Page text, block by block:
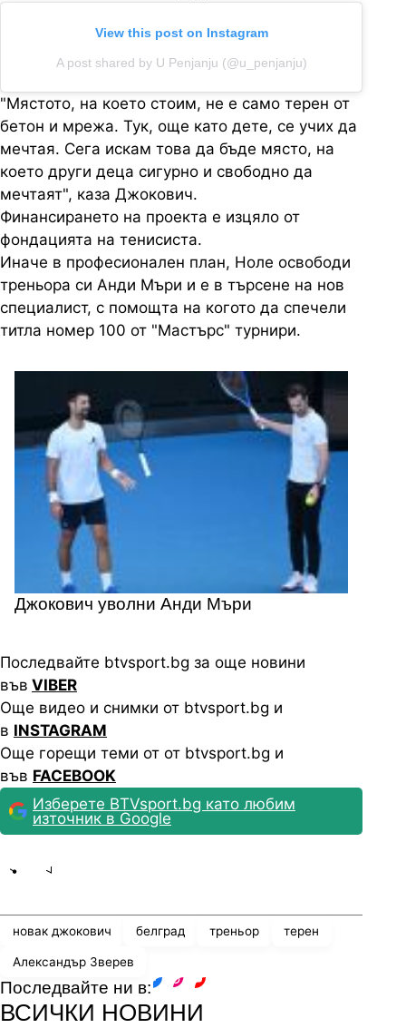
View this post on Instagram
A post shared by U Penjanju (@u_penjanju)
"Мястото, на което стоим, не е само терен от
бетон и мрежа. Тук, още като дете, се учих да
мечтая. Сега искам това да бъде място, на
което други деца сигурно и свободно да
мечтаят", каза Джокович.
Финансирането на проекта е изцяло от
фондацията на тенисиста.
Иначе в професионален план, Ноле освободи
треньора си Анди Мъри и е в търсене на нов
специалист, с помощта на когото да спечели
титла номер 100 от "Мастърс" турнири.
Джокович уволни Анди Мъри
Последвайте btvsport.bg за още новини
във VIBER
Още видео и снимки от btvsport.bg и
в INSTAGRAM
Още горещи теми от от btvsport.bg и
във FACEBOOK
Изберете BTVsport.bg като любим
източник в Google
новак джокович белград треньор терен
Александър Зверев
Последвайте ни в:
ВСИЧКИ НОВИНИ